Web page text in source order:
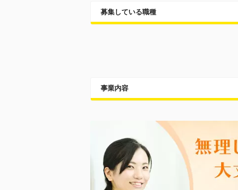
募集している職種
事業内容